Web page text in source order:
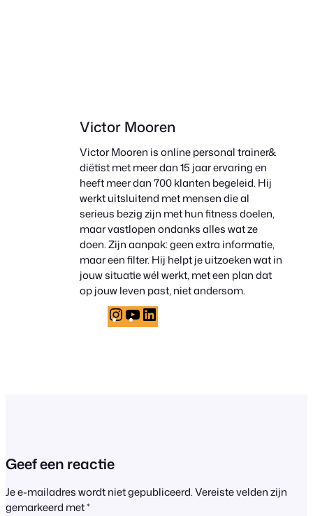
Victor Mooren
Victor Mooren is online personal trainer&
diëtist met meer dan 15 jaar ervaring en
heeft meer dan 700 klanten begeleid. Hij
werkt uitsluitend met mensen die al
serieus bezig zijn met hun fitness doelen,
maar vastlopen ondanks alles wat ze
doen. Zijn aanpak: geen extra informatie,
maar een filter. Hij helpt je uitzoeken wat in
jouw situatie wél werkt, met een plan dat
op jouw leven past, niet andersom.
Instagram
YouTube
Geef een reactie
Je e-mailadres wordt niet gepubliceerd.Vereiste velden zijn
gemarkeerd met*